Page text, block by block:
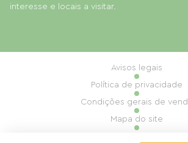
interesse e locais a visitar.
Avisos legais
Política de privacidade
Condições gerais de
Mapa do site